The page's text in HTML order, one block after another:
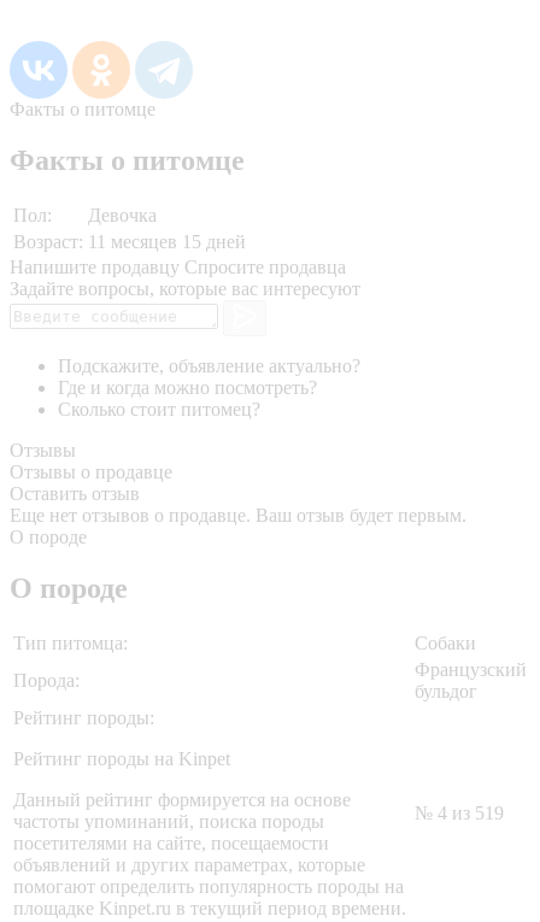
Факты о питомце
Факты о питомце
Пол:
Девочка
Возраст: 11 месяцев 15 дней
Напишите продавцу Спросите продавца
Задайте вопросы, которые вас интересуют
Подскажите, объявление актуально?
Где и когда можно посмотреть?
Сколько стоит питомец?
Отзывы
Отзывы о продавце
Оставить отзыв
Еще нет отзывов о продавце. Ваш отзыв будет первым.
О породе
О породе
Тип питомца:
Собаки
Порода:
Французский
бульдог
Рейтинг породы:
Рейтинг породы на Kinpet
Данный рейтинг формируется на основе
частоты упоминаний, поиска породы
посетителями на сайте, посещаемости
объявлений и других параметрах, которые
помогают определить популярность породы на
площадке Kinpet.ru в текущий период времени.
№ 4 из 519